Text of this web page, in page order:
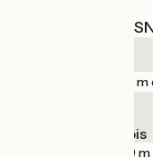
Dichtstbijzijnde
253
Vitry-le-François
999